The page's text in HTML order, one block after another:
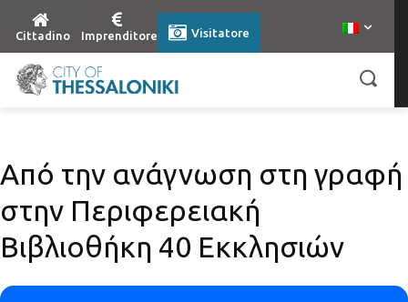
Cittadino Imprenditore Visitatore
Από την ανάγνωση στη γραφή
στην Περιφερειακή
Βιβλιοθήκη 40 Εκκλησιών